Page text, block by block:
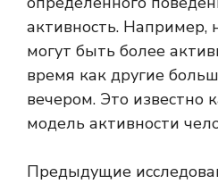
активность. Например,
могут быть более
время как другие
вечером. Это известно
модель активности
Предыдущие